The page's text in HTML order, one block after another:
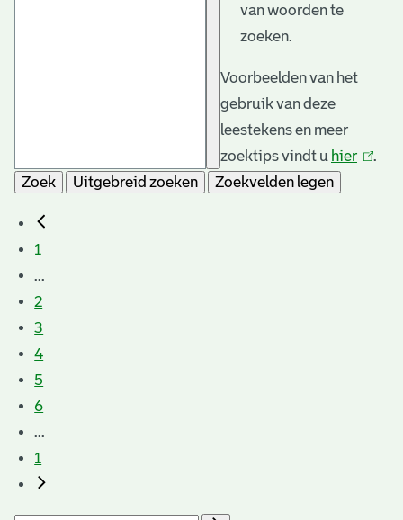
van woorden te
zoeken.
Voorbeelden van het
gebruik van deze
leestekens en meer
zoektips vindt u hier (link
.
Zoek
Uitgebreid zoeken Zoekvelden legen
1
...
2
3
4
5
6
...
1